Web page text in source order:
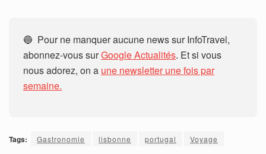
🔵 Pour ne manquer aucune news sur InfoTravel,
abonnez-vous surGoogle Actualités. Et si vous
nous adorez, on a une newsletter une fois par
semaine.
Tags: Gastronomie lisbonne portugal Voyage